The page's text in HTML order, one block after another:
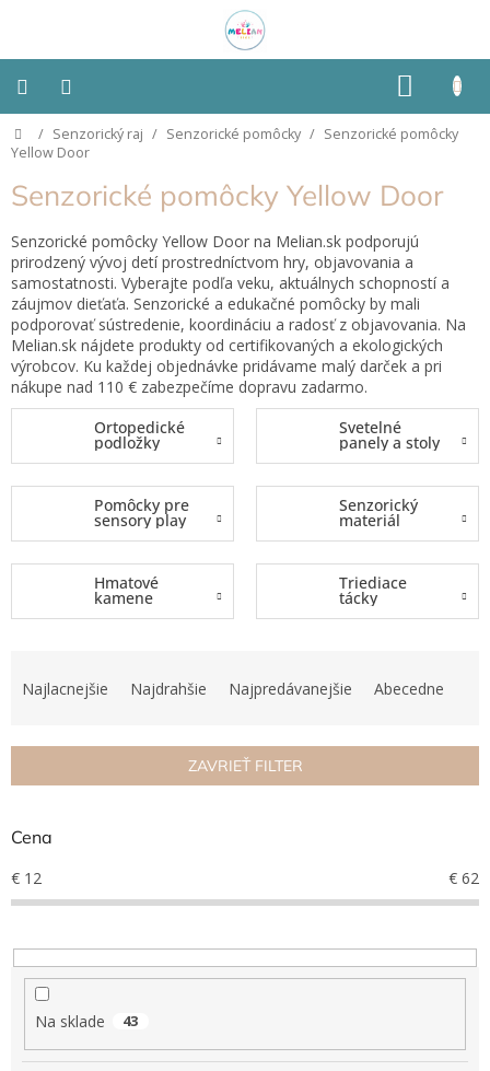
KOŠÍK
Montessori
Detská
izba
Senzorické
pomôcky
Hračky
podľa
typu
vlastností
podľa
Značky
Senzorický
Domov
/ Senzorický raj / Senzorické pomôcky / Senzorické pomôcky
Yellow Door
Senzorické pomôcky Yellow Door
Senzorické pomôcky Yellow Door na Melian.sk podporujú
prirodzený vývoj detí prostredníctvom hry, objavovania a
samostatnosti. Vyberajte podľa veku, aktuálnych schopností a
záujmov dieťaťa. Senzorické a edukačné pomôcky by mali
podporovať sústredenie, koordináciu a radosť z objavovania. Na
Melian.sk nájdete produkty od certifikovaných a ekologických
výrobcov. Ku každej objednávke pridávame malý darček a pri
nákupe nad 110 € zabezpečíme dopravu zadarmo.
Ortopedické
podložky
Svetelné
panely a stoly
Pomôcky pre
sensory play
Senzorický
materiál
Hmatové
kamene
Triediace
tácky
i
p
o
d
k
t
Najlacnejšie Najdrahšie Najpredávanejšie Abecedne
ZAVRIEŤ FILTER
Cena
€ 12 € 62
Na sklade 43